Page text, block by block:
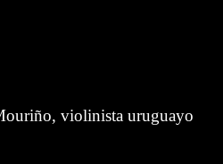
violinista uruguayo